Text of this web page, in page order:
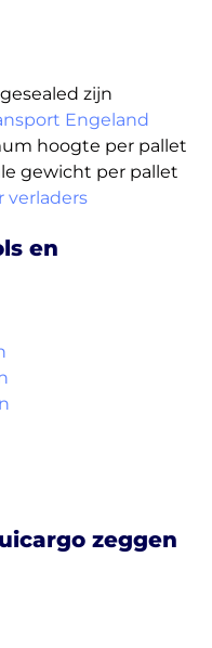
zijn
Engeland
hoogte per pallet
gewicht per pallet
verladers
en
zeggen